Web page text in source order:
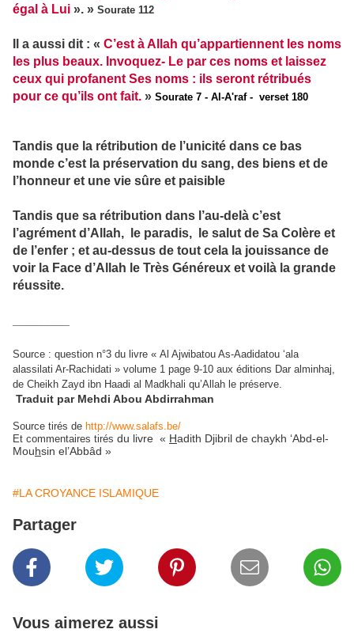
égal à Lui ». » Sourate 112
Il a aussi dit : « C’est à Allah qu’appartiennent les noms
les plus beaux. Invoquez- Le par ces noms et laissez
ceux qui profanent Ses noms : ils seront rétribués
pour ce qu’ils ont fait. » Sourate 7 - Al-A'raf - verset 180
Tandis que la rétribution de l’unicité dans ce bas
monde c’est la préservation du sang, des biens et de
l’honneur et une vie sûre et paisible
Tandis que sa rétribution dans l’au-delà c’est
l’agrément d’Allah, le paradis, le salut de Sa Colère et
de l’enfer ; et au-dessus de tout cela la jouissance de
voir la Face d’Allah le Très Généreux et voilà la grande
réussite.
Source : question n°3 du livre « Al Ajwibatou As-Aadidatou ‘ala
alassilati Ar-Rachidati » volume 1 page 9-10 aux éditions Dar alminhaj,
de Cheikh Zayd ibn Haadi al Madkhali qu’Allah le préserve.
Traduit par Mehdi Abou Abdirrahman
Source tirés de http://www.salafs.be/
Et commentaires tirés du livre « Hadith Djibril de chaykh ‘Abd-el-
Mouhsin el’Abbâd »
#LA CROYANCE ISLAMIQUE
Partager
Vous aimerez aussi